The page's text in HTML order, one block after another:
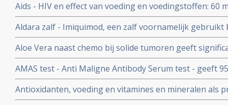
Aids - HIV en effect van voeding en voedingstoffen: 60
vitamine A per dag gegeven aan kinderen besmet met
minder sterfte gerekend over periodes van drie
Aldara zalf - Imiquimod, een zalf voornamelijk
huidkanker en andere huid aandoeningen zoals
Aloe Vera naast chemo bij solide tumoren geeft
tumoren en geeft mediaan langere levensduur. Blijkt
studie. Artikel geplaatst 9 maart 2010
AMAS test - Anti Maligne Antibody Serum test - geeft
van vroege primaire borstkanker en 99% voor
borstkanker, maar de AMAS test geldt ook voor
betrouwbare diagnose.
Antioxidanten, voeding en vitamines en mineralen als
kanker: een aantal belangrijke studies en artikelen bij